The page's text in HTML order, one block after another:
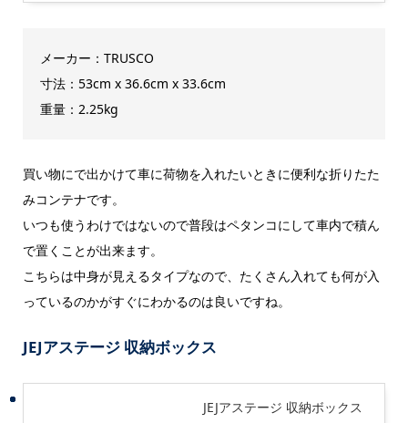
メーカー：TRUSCO
寸法：53cm x 36.6cm x 33.6cm
重量：2.25kg
買い物にで出かけて車に荷物を入れたいときに便利な折りたた
みコンテナです。
いつも使うわけではないので普段はペタンコにして車内で積ん
で置くことが出来ます。
こちらは中身が見えるタイプなので、たくさん入れても何が入
っているのかがすぐにわかるのは良いですね。
JEJアステージ 収納ボックス
JEJアステージ 収納ボックス